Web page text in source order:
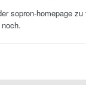
sopron-homepage zu